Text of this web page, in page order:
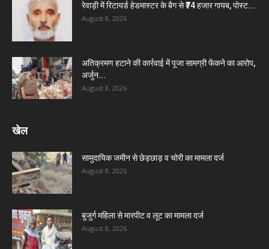
रेवाड़ी में रिटायर्ड हेडमास्टर के बैग से ₹74 हजार गायब, पोस्ट...
August 8, 2026
अतिक्रमण हटाने की कार्रवाई में पूजा सामग्री फेंकने का आरोप,
अर्जुन...
August 8, 2026
खेल
सामुदायिक जमीन से छेड़छाड़ व चोरी का मामला दर्ज
August 8, 2026
बुजुर्ग महिला से मारपीट व लूट का मामला दर्ज
August 8, 2026